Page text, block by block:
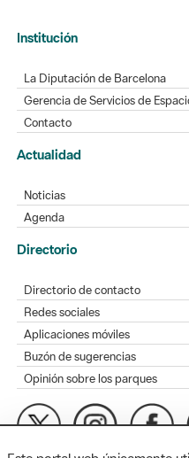
Institución
La Diputación de Barcelona
Gerencia de Servicios de
Contacto
Actualidad
Noticias
Agenda
Directorio
Directorio de contacto
Redes sociales
Aplicaciones móviles
Buzón de sugerencias
Opinión sobre los parques